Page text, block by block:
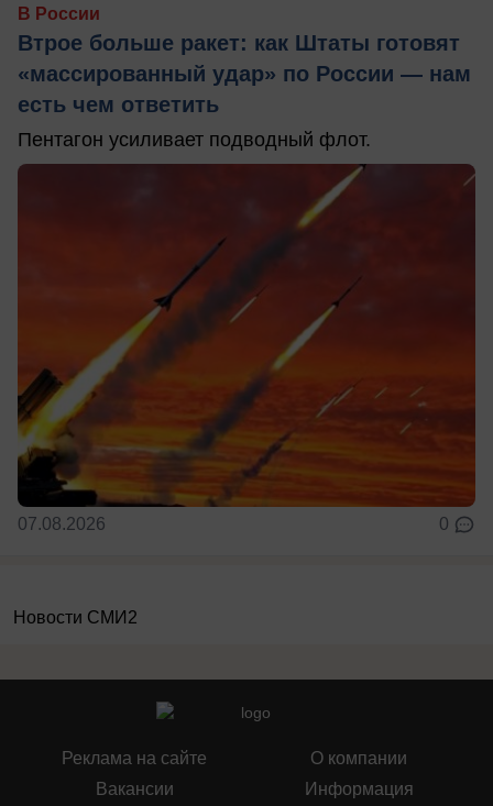
В России
Втрое больше ракет: как Штаты готовят
«массированный удар» по России — нам
есть чем ответить
Пентагон усиливает подводный флот.
07.08.2026 0
Новости СМИ2
Реклама на сайте
Вакансии
О компании
Информация